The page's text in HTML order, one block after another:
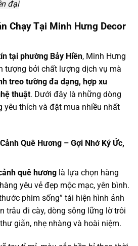
đại
Chạy Tại Minh Hưng Decor
tại phường Bảy Hiền, Minh Hưng
tượng bởi chất lượng dịch vụ mà
treo tường đa dạng, hợp xu
thuật. Dưới đây là những dòng
yêu thích và đặt mua nhiều nhất
Quê Hương – Gợi Nhớ Ký Ức,
quê hương là lựa chọn hàng
yêu vẻ đẹp mộc mạc, yên bình.
phim sống” tái hiện hình ảnh
trâu đi cày, dòng sông lững lờ trôi
giãn, nhẹ nhàng và hoài niệm.